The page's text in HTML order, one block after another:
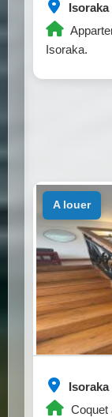
Isoraka
Isoraka.
Isoraka
Coquet
a louer